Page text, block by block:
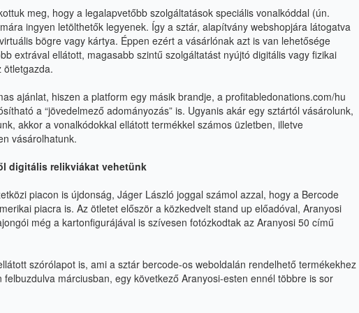
meg, hogy a legalapvetőbb szolgáltatások speciális vonalkóddal (ún.
ingyen letölthetők legyenek. Így a sztár, alapítvány webshopjára látogatva
bögre vagy kártya. Éppen ezért a vásárlónak azt is van lehetősége
extrával ellátott, magasabb szintű szolgáltatást nyújtó digitális vagy fizikai
ötletgazda.
ajánlat, hiszen a platform egy másik brandje, a profitabledonations.com/hu
a “jövedelmező adományozás” is. Ugyanis akár egy sztártól vásárolunk,
akkor a vonalkódokkal ellátott termékkel számos üzletben, illetve
vásárolhatunk.
digitális relikviákat vehetünk
piacon is újdonság, Jáger László joggal számol azzal, hogy a Bercode
piacra is. Az ötletet először a közkedvelt stand up előadóval, Aranyosi
még a kartonfigurájával is szívesen fotózkodtakaz Aranyosi 50 című
szórólapotis, ami a sztár bercode-os weboldalán rendelhető termékekhez
márciusban, egy következő Aranyosi-esten ennél többre is sor